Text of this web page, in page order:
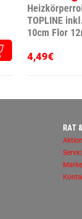
TOPLINE
10cm Flor
4,49€
RAT